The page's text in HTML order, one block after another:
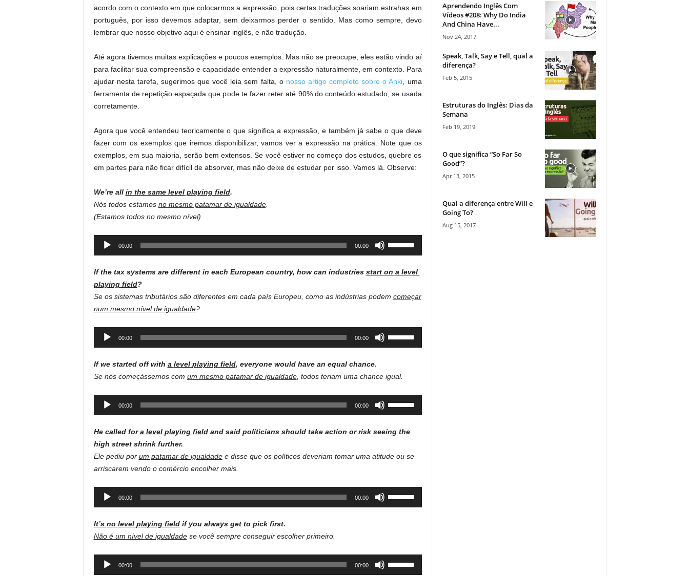
acordo com o contexto em que colocarmos a expressão, pois certas traduções soariam estrahas em
português, por isso devemos adaptar, sem deixarmos perder o sentido. Mas como sempre, devo
lembrar que nosso objetivo aqui é ensinar inglês, e não tradução.
Até agora tivemos muitas explicações e poucos exemplos. Mas não se preocupe, eles estão vindo aí
para facilitar sua compreensão e capacidade entender a expressão naturalmente, em contexto. Para
ajudar nesta tarefa, sugerimos que você leia sem falta, o nosso artigo completo sobre o Anki , uma
ferramenta de repetição espaçada que pode te fazer reter até 90% do conteúdo estudado, se usada
corretamente.
Agora que você entendeu teoricamente o que significa a expressão, e também já sabe o que deve
fazer com os exemplos que iremos disponibilizar, vamos ver a expressão na prática. Note que os
exemplos, em sua maioria, serão bem extensos. Se você estiver no começo dos estudos, quebre os
em partes para não ficar difícil de absorver, mas não deixe de estudar por isso. Vamos lá. Observe:
We’re all in the same level playing field.
Nós todos estamos no mesmo patamar de igualdade.
(Estamos todos no mesmo nível)
Audio
00:00 00:00
keys
increase
decrease
volume.
If the ​tax ​systems are different in each ​European ​country, how can ​industries ​start on a level ​
playing ​field?
Se os sistemas tributários são diferentes em cada país Europeu, como as indústrias podem começar
num mesmo nível de igualdade?
Audio
00:00 00:00
to
increase
or
volume.
If we started off with a level playing field, everyone would havean equal chance.
Se nós começássemos com um mesmo patamar de igualdade, todos teriam uma chance igual.
Audio
00:00 00:00
keys
decrease
volume.
He called fora level playing fieldand said politicians should take action or risk seeing the
high street shrink further.
Ele pediu por um patamar de igualdadee disse que os políticos deveriam tomar uma atitude ou se
arriscarem vendo o comércio encolher mais.
Audio
00:00 00:00
increase
or
It’s no level playing field if you always get to pick first.
Não é um nível de igualdadese você sempre conseguir escolher primeiro.
Audio
00:00 00:00
Aprendendo Inglês Com
Vídeos #208: Why Do India
And China Have...
Nov 24, 2017
Speak, Talk, Say e Tell, qual a
diferença?
Feb 5, 2015
Estruturas do Inglês: Dias da
Semana
Feb 19, 2019
O que significa “So Far So
Good”?
Apr 13, 2015
Qual a diferença entre Will e
Going To?
Aug 15, 2017